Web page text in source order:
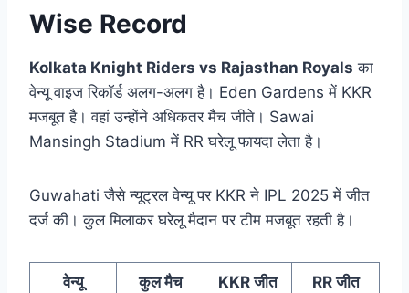
Wise Record
Kolkata Knight Riders vs Rajasthan Royals का
वेन्यू वाइज रिकॉर्ड अलग-अलग है। Eden Gardens में KKR
मजबूत है। वहां उन्होंने अधिकतर मैच जीते। Sawai
Mansingh Stadium में RR घरेलू फायदा लेता है।
Guwahati जैसे न्यूट्रल वेन्यू पर KKR ने IPL 2025 में जीत
दर्ज की। कुल मिलाकर घरेलू मैदान पर टीम मजबूत रहती है।
वेन्यू कुल मैच KKR जीत RR जीत